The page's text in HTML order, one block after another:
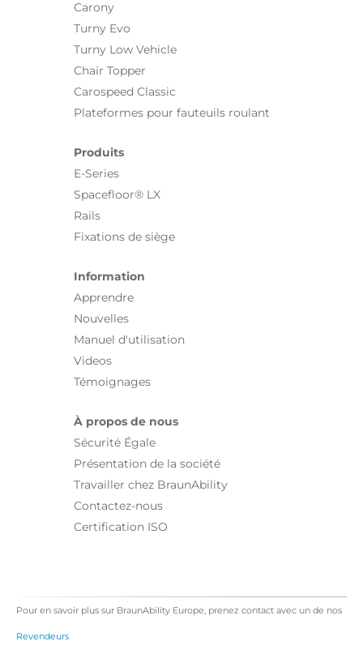
Carony
Turny Evo
Turny Low Vehicle
Chair Topper
Carospeed Classic
Plateformes pour fauteuils roulant
Produits
E-Series
Spacefloor® LX
Rails
Fixations de siège
Information
Apprendre
Nouvelles
Manuel d'utilisation
Videos
Témoignages
À propos de nous
Sécurité Égale
Présentation de la société
Travailler chez BraunAbility
Contactez-nous
Certification ISO
Pour en savoir plus sur BraunAbility Europe, prenez contact avec un de nos
Revendeurs